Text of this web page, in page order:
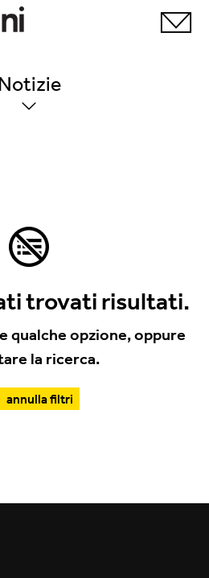
trovati risultati.
qualche opzione, oppure
la ricerca.
annulla filtri